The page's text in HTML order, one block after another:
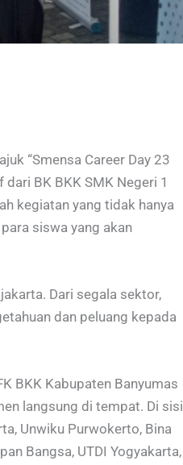
“Smensa Career Day 23
BK BKK SMK Negeri 1
kegiatan yang tidak hanya
siswa yang akan
Dari segala sektor,
dan peluang kepada
BKK Kabupaten Banyumas
langsung di tempat. Di sisi
Unwiku Purwokerto, Bina
Bangsa, UTDI Yogyakarta,